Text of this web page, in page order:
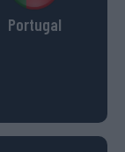
Portugal